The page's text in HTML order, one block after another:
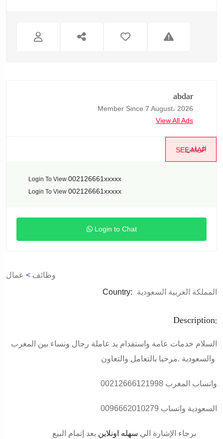
abdar
Member Since 7 August، 2026
View All Ads
SEE MAP
الرياض
Login To View 002126661xxxxx
Login To View 002126661xxxxx
Login to Chat
وظائف > عمال
Country:
المملكة العربية السعودية
Description:
السلام خدمات عامة واستقدام يد عاملة رجال ونساء بين المغرب
واتساب المغرب 00212666121998
السعودية واتساب 0096662010279
برجاء الإشارة الي سهله اونلاين بعد إتمام البيع